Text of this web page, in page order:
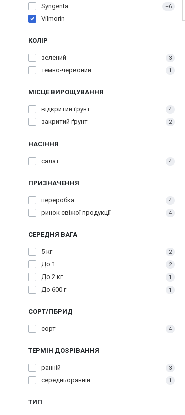
Syngenta +6
Vilmorin
КОЛІР
зелений 3
темно-червоний 1
МІСЦЕ ВИРОЩУВАННЯ
відкритий ґрунт 4
закритий ґрунт 2
НАСІННЯ
салат 4
ПРИЗНАЧЕННЯ
переробка 4
ринок свіжої продукції 4
СЕРЕДНЯ ВАГА
5 кг 2
До 1 2
До 2 кг 1
До 600 г 1
СОРТ/ГІБРИД
сорт 4
ТЕРМІН ДОЗРІВАННЯ
ранній 3
середньоранній 1
ТИП